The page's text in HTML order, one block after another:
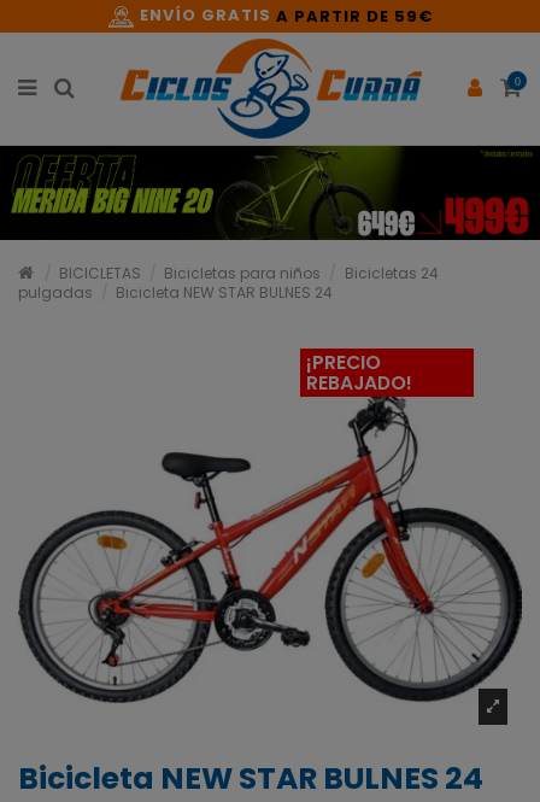
ENVÍO GRATIS A PARTIR DE 59€
0
BICICLETAS Bicicletas para niños
Bicicletas 24
pulgadas
Bicicleta NEW STAR BULNES 24
¡PRECIO
REBAJADO!
Bicicleta NEW STAR BULNES 24